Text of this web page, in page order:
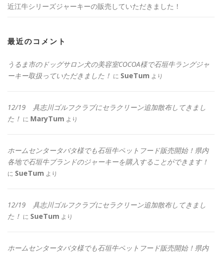
近江牛シリーズジャーキーの販売していただきました！
最近のコメント
うるま市のドッグサロン犬の美容室COCOA様で石垣牛ラングジャ
ーキー取扱っていただきました！ に SueTum より
12/19 具志川ゴルフクラブにセラクリーン追加散布してきまし
た！ に MaryTum より
ホームセンタータバタ様でも石垣牛ペットフード販売開始！県内
各地で石垣牛ブランドのジャーキーを購入することができます！
に SueTum より
12/19 具志川ゴルフクラブにセラクリーン追加散布してきまし
た！ に SueTum より
ホームセンタータバタ様でも石垣牛ペットフード販売開始！県内